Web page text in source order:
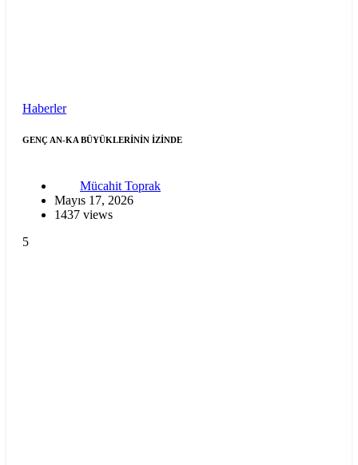
Haberler
GENÇ AN-KA BÜYÜKLERİNİN İZİNDE
Mücahit Toprak
Mayıs 17, 2026
1437 views
5